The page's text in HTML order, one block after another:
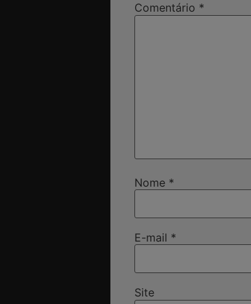
Comentário *
Nome *
E-mail *
Site